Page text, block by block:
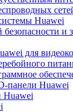
Huawei
безопасности и
для
панели Huawei
Huawei